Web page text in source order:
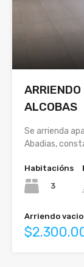
ALCOBAS
Se arrienda
Abadias,
Habitacións
3
Arriendo vacio